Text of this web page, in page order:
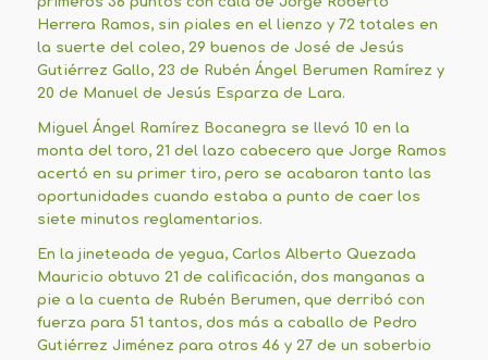
Herrera Ramos, sin piales en el lienzo y 72 totales en
la suerte del coleo, 29 buenos de José de Jesús
Gutiérrez Gallo, 23 de Rubén Ángel Berumen Ramírez y
20 de Manuel de Jesús Esparza de Lara.
Miguel Ángel Ramírez Bocanegra se llevó 10 en la
monta del toro, 21 del lazo cabecero que Jorge Ramos
acertó en su primer tiro, pero se acabaron tanto las
oportunidades cuando estaba a punto de caer los
siete minutos reglamentarios.
En la jineteada de yegua, Carlos Alberto Quezada
Mauricio obtuvo 21 de calificación, dos manganas a
pie a la cuenta de Rubén Berumen, que derribó con
fuerza para 51 tantos, dos más a caballo de Pedro
Gutiérrez Jiménez para otros 46 y 27 de un soberbio